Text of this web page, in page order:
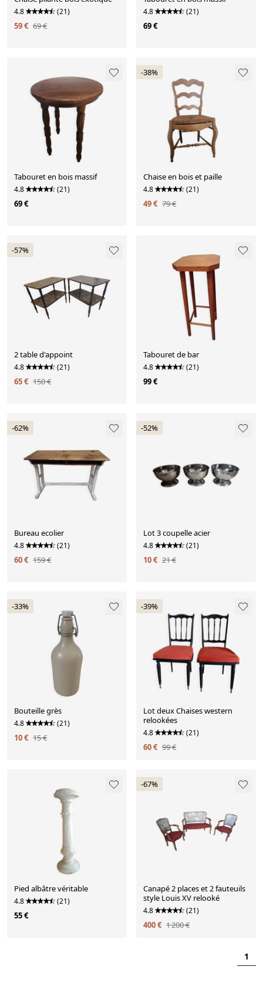
4.8 (21)
59 € 69 €
4.8 (21)
69 €
Tabouret en bois massif
4.8 (21)
69 €
-38%
Chaise en bois et paille
4.8 (21)
49 € 79 €
-57%
2 table d'appoint
4.8 (21)
65 € 150 €
Tabouret de bar
4.8 (21)
99 €
-62%
Bureau ecolier
4.8 (21)
60 € 159 €
-52%
Lot 3 coupelle acier
4.8 (21)
10 € 21 €
-33%
Bouteille grès
4.8 (21)
10 € 15 €
-39%
Lot deux Chaises western
relookées
4.8 (21)
60 € 99 €
Pied albâtre véritable
4.8 (21)
55 €
-67%
Canapé 2 places et 2 fauteuils
style Louis XV relooké
4.8 (21)
400 € 1 200 €
1